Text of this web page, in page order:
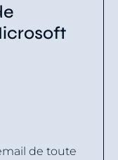
de toute